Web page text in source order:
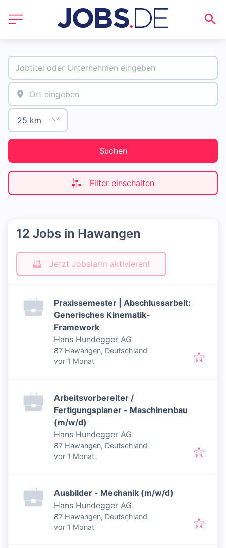
Suchen
Filter einschalten
12 Jobs in Hawangen
Jetzt Jobalarm aktivieren!
Praxissemester | Abschlussarbeit:
Generisches Kinematik-
Framework
Hans Hundegger AG
87 Hawangen, Deutschland
Veröffentlicht
vor 1 Monat
Arbeitsvorbereiter /
Fertigungsplaner - Maschinenbau
(m/w/d)
Hans Hundegger AG
87 Hawangen, Deutschland
Veröffentlicht
vor 1 Monat
Ausbilder - Mechanik (m/w/d)
Hans Hundegger AG
87 Hawangen, Deutschland
Veröffentlicht
vor 1 Monat